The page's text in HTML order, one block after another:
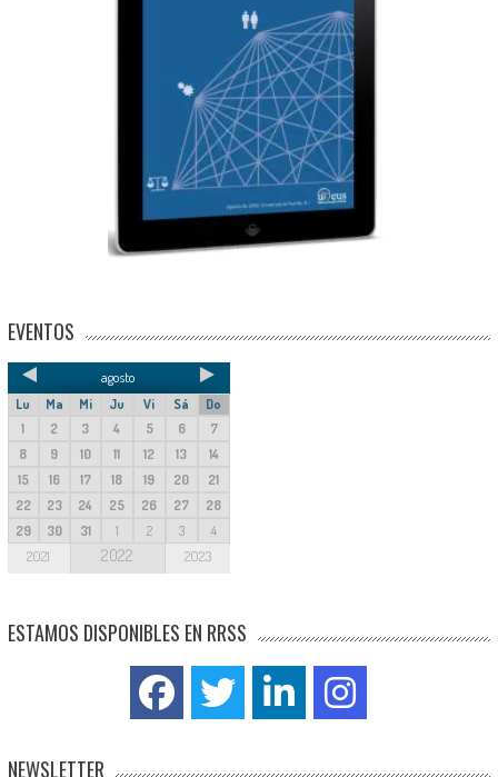
EVENTOS
agosto
Lu Ma Mi Ju Vi Sá
Do
1
2 3 4 5 6
7
8
9 10 11 12 13
14
15
16 17 18 19 20
21
22
23 24 25 26 27
28
29
30 31 1 2 3 4
2021 2022 2023
ESTAMOS DISPONIBLES EN RRSS
NEWSLETTER